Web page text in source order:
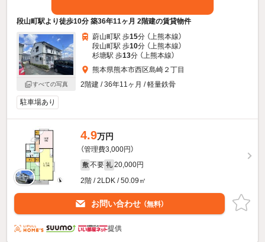
段山町駅より徒歩10分 築36年11ヶ月 2階建の賃貸物件
すべての写真
蔚山町駅 歩15分 （上熊本線）
段山町駅 歩10分 （上熊本線）
杉塘駅 歩13分 （上熊本線）
熊本県熊本市西区島崎２丁目
2階建 / 36年11ヶ月 / 軽量鉄骨
駐車場あり
4.9万円
（管理費3,000円）
敷 不要 礼 20,000円
2階 / 2LDK / 50.09㎡
お問い合わせ （無料）
提供